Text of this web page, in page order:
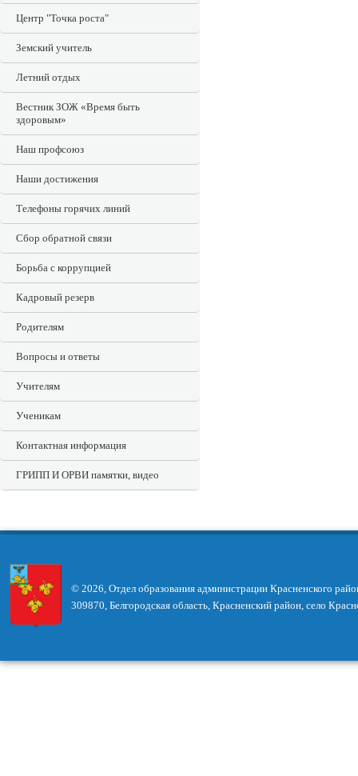
Центр "Точка роста"
Земский учитель
Летний отдых
Вестник ЗОЖ «Время быть
здоровым»
Наш профсоюз
Наши достижения
Телефоны горячих линий
Сбор обратной связи
Борьба с коррупцией
Кадровый резерв
Родителям
Вопросы и ответы
Учителям
Ученикам
Контактная информация
ГРИПП И ОРВИ памятки, видео
© 2026, Отдел образования администрации Красненского
309870, Белгородская область, Красненский район, село